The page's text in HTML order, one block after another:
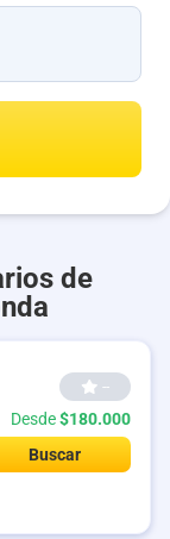
de
--
Desde$180.000
Buscar